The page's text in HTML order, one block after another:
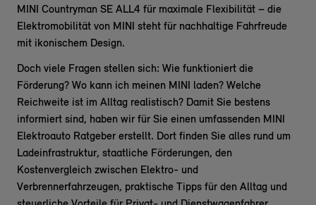
MINI Countryman SE ALL4 für maximale Flexibilität – die
Elektromobilität von MINI steht für nachhaltige Fahrfreude
mit ikonischem Design.
Doch viele Fragen stellen sich: Wie funktioniert die
Förderung? Wo kann ich meinen MINI laden? Welche
Reichweite ist im Alltag realistisch? Damit Sie bestens
informiert sind, haben wir für Sie einen umfassenden MINI
Elektroauto Ratgeber erstellt. Dort finden Sie alles rund um
Ladeinfrastruktur, staatliche Förderungen, den
Kostenvergleich zwischen Elektro- und
Verbrennerfahrzeugen, praktische Tipps für den Alltag und